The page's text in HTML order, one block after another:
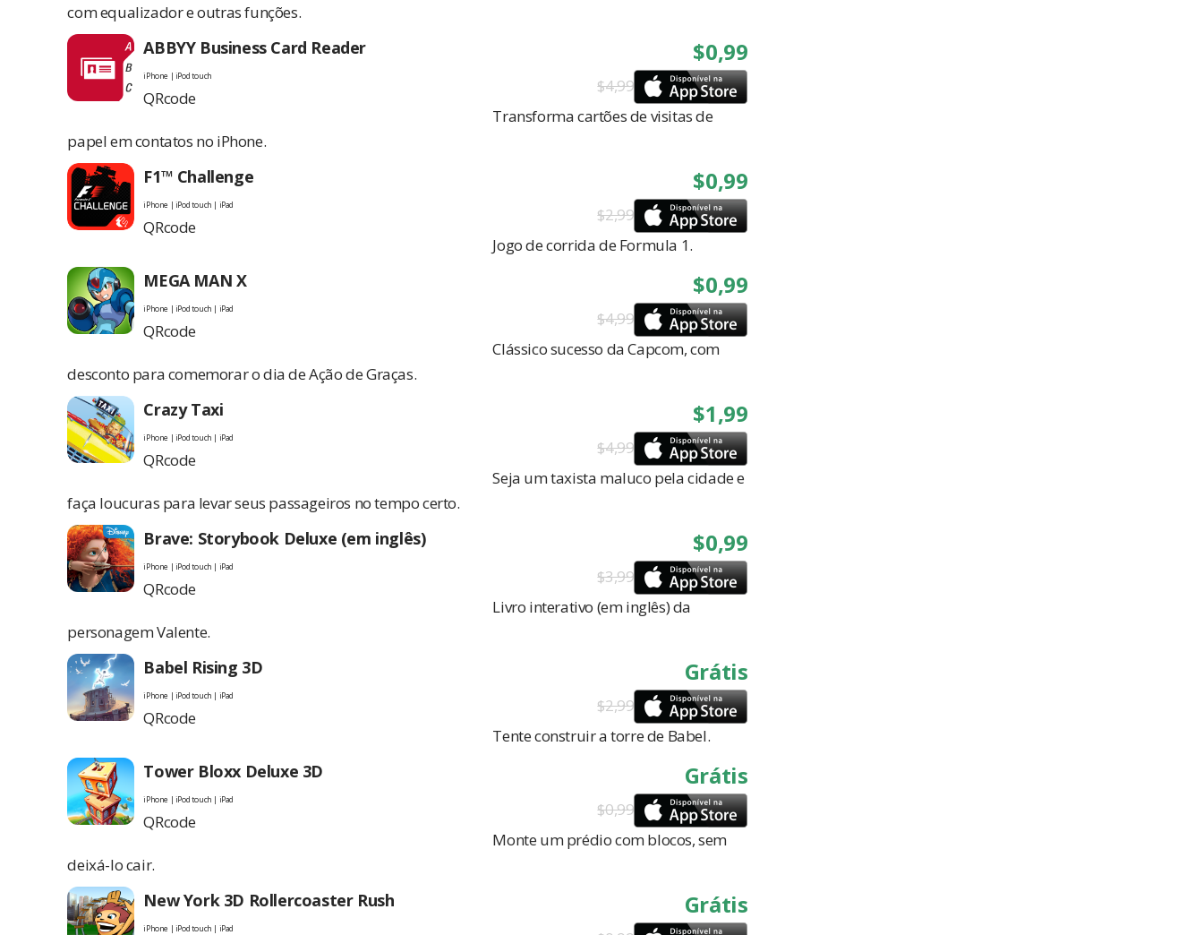
com equalizador e outras funções.
ABBYY Business Card Reader
iPhone | iPod touch
QRcode
$0,99
$4,99
Transforma cartões de visitas de
papel em contatos no iPhone.
F1™ Challenge
iPhone | iPod touch | iPad
QRcode
$0,99
$2,99
Jogo de corrida de Formula 1.
MEGA MAN X
iPhone | iPod touch | iPad
QRcode
$0,99
$4,99
Clássico sucesso da Capcom, com
desconto para comemorar o dia de Ação de Graças.
Crazy Taxi
iPhone | iPod touch | iPad
QRcode
$1,99
$4,99
Seja um taxista maluco pela cidade e
faça loucuras para levar seus passageiros no tempo certo.
Brave: Storybook Deluxe (em inglês)
iPhone | iPod touch | iPad
QRcode
$0,99
$3,99
Livro interativo (em inglês) da
personagem Valente.
Babel Rising 3D
iPhone | iPod touch | iPad
QRcode
Grátis
$2,99
Tente construir a torre de Babel.
Tower Bloxx Deluxe 3D
iPhone | iPod touch | iPad
QRcode
Grátis
$0,99
Monte um prédio com blocos, sem
deixá-lo cair.
New York 3D Rollercoaster Rush
iPhone | iPod touch | iPad
Grátis